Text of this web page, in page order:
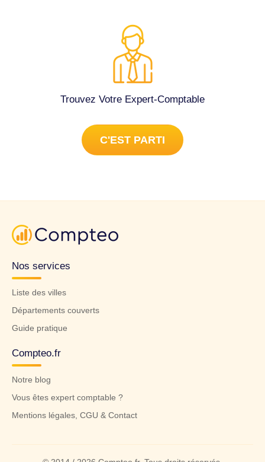
Trouvez Votre Expert-Comptable
C'EST PARTI
Nos services
Liste des villes
Départements couverts
Guide pratique
Compteo.fr
Notre blog
Vous êtes expert comptable ?
Mentions légales, CGU & Contact